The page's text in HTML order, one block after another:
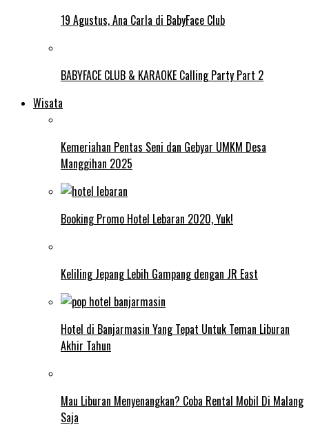
19 Agustus, Ana Carla di BabyFace Club
BABYFACE CLUB & KARAOKE Calling Party Part 2
Wisata
Kemeriahan Pentas Seni dan Gebyar UMKM Desa
Manggihan 2025
Booking Promo Hotel Lebaran 2020, Yuk!
Keliling Jepang Lebih Gampang dengan JR East
Hotel di Banjarmasin Yang Tepat Untuk Teman Liburan
Akhir Tahun
Mau Liburan Menyenangkan? Coba Rental Mobil Di Malang
Saja